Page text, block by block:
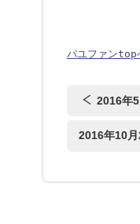
パユファンtop
2016年
2016年10